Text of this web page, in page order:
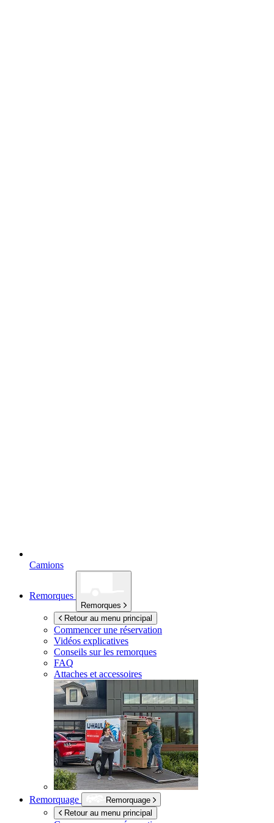
Camions
Remorques
Remorques
Retour au menu principal
Commencer une réservation
Vidéos explicatives
Conseils sur les remorques
FAQ
Attaches et accessoires
Remorquage
Remorquage
Retour au menu principal